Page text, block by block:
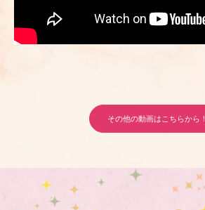
その他の動画はこちらから！